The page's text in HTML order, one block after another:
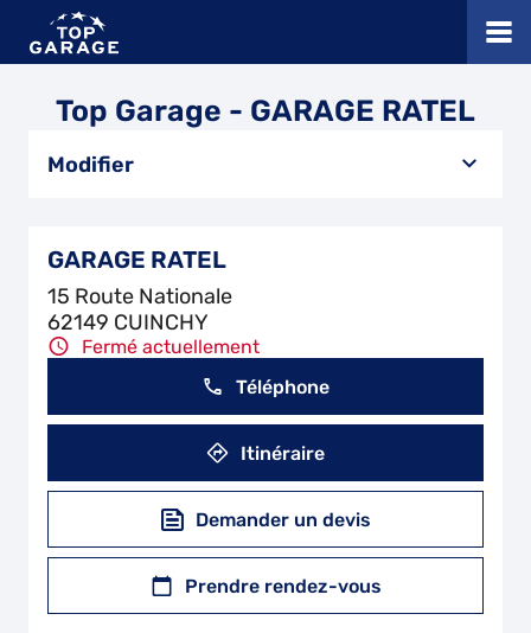
Top Garage - GARAGE RATEL
Modifier
GARAGE RATEL
15 Route Nationale
62149 CUINCHY
Fermé actuellement
Téléphone
Itinéraire
Demander un devis
Prendre rendez-vous